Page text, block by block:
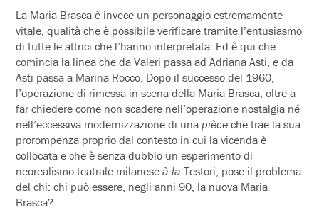
La Maria Brasca è invece un personaggio estremamente
vitale, qualità che è possibile verificare tramite l’entusiasmo
di tutte le attrici che l’hanno interpretata. Ed è qui che
comincia la linea che da Valeri passa ad Adriana Asti, e da
Asti passa a Marina Rocco. Dopo il successo del 1960,
l’operazione di rimessa in scena della Maria Brasca, oltre a
far chiedere come non scadere nell’operazione nostalgia né
nell’eccessiva modernizzazione di unapièceche trae la sua
prorompenza proprio dal contesto in cui la vicenda è
collocata e che è senza dubbio un esperimento di
neorealismo teatrale milaneseà la Testori, pose il problema
del chi: chi può essere, negli anni 90, la nuova Maria
Brasca?